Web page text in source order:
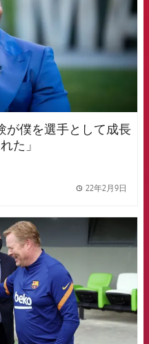
が僕を選手として成長
た」
22年2月9日
Barcelona badge